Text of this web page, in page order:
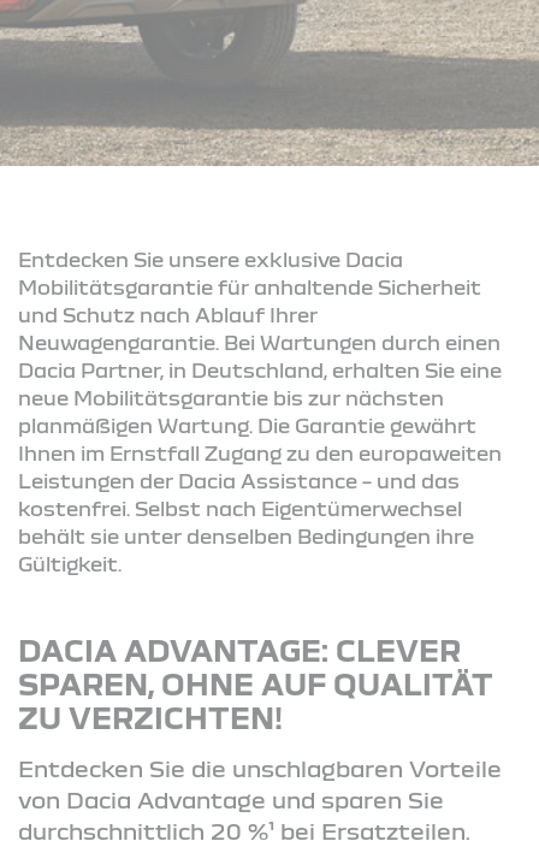
Entdecken Sie unsere exklusive Dacia
Mobilitätsgarantie für anhaltende Sicherheit
und Schutz nach Ablauf Ihrer
Neuwagengarantie. Bei Wartungen durch einen
Dacia Partner, in Deutschland, erhalten Sie eine
neue Mobilitätsgarantie bis zur nächsten
planmäßigen Wartung. Die Garantie gewährt
Ihnen im Ernstfall Zugang zu den europaweiten
Leistungen der Dacia Assistance – und das
kostenfrei. Selbst nach Eigentümerwechsel
behält sie unter denselben Bedingungen ihre
Gültigkeit.
DACIA ADVANTAGE: CLEVER
SPAREN, OHNE AUF QUALITÄT
ZU VERZICHTEN!
Entdecken Sie die unschlagbaren Vorteile
von Dacia Advantage und sparen Sie
durchschnittlich 20 %¹ bei Ersatzteilen.